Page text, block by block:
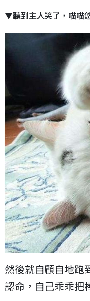
▼聽到主人笑了，喵喵
然後就自顧自地跑
認命，自己乖乖把